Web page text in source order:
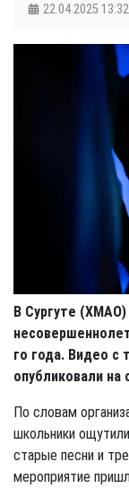
22.04.2025 13:32
В Сургуте
го года. Видео с
опубликовали на
По словам
школьники
старые песни и
мероприятие